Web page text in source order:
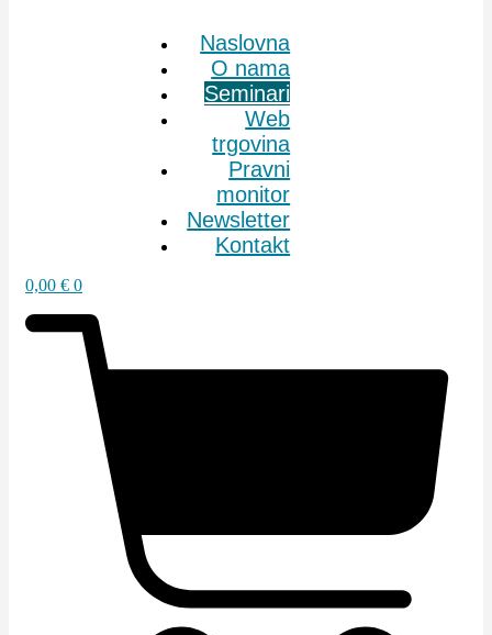
Naslovna
O nama
Seminari
Web
trgovina
Pravni
monitor
Newsletter
Kontakt
0,00 € 0